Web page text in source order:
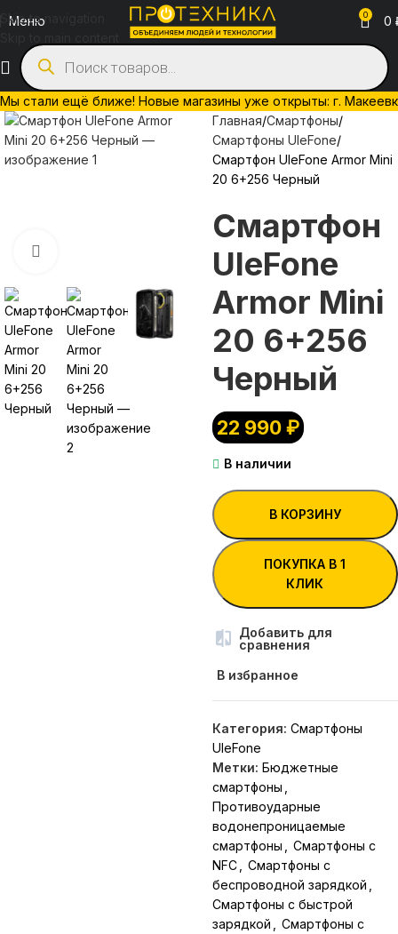
Skip to navigation
Мы стали ещё ближе! Новые магазины уже открыты: г.
Меню 0 0
Нажмите, чтобы увеличить
Главная Смартфоны
Смартфоны UleFone
Смартфон UleFone Armor Mini
20 6+256 Черный
Смартфон
UleFone
Armor Mini
20 6+256
Черный
22 990₽
В наличии
В КОРЗИНУ
ПОКУПКА В 1
КЛИК
Добавить для
сравнения
В избранное
Категория: Смартфоны
UleFone
Метки: Бюджетные
смартфоны
Противоударные
водонепроницаемые
смартфоны
Смартфоны с
NFC
Смартфоны с
беспроводной зарядкой
Смартфоны с быстрой
зарядкой
Смартфоны с